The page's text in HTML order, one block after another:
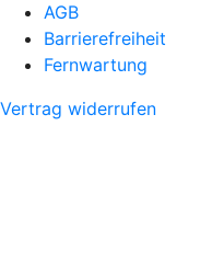
AGB
Barrierefreiheit
Fernwartung
Vertrag widerrufen